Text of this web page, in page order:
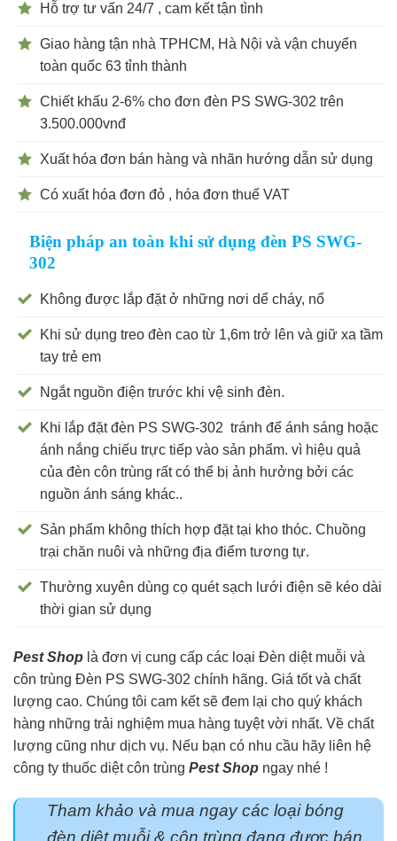
Hỗ trợ tư vấn 24/7 , cam kết tận tình
Giao hàng tận nhà TPHCM, Hà Nội và vận chuyển
toàn quốc 63 tỉnh thành
Chiết khấu 2-6% cho đơn đèn PS SWG-302 trên
3.500.000vnđ
Xuất hóa đơn bán hàng và nhãn hướng dẫn sử dụng
Có xuất hóa đơn đỏ , hóa đơn thuế VAT
Biện pháp an toàn khi sử dụng đèn PS SWG-
302
Không được lắp đặt ở những nơi dể cháy, nổ
Khi sử dụng treo đèn cao từ 1,6m trở lên và giữ xa tầm
tay trẻ em
Ngắt nguồn điện trước khi vệ sinh đèn.
Khi lắp đặt đèn PS SWG-302 tránh để ánh sáng hoặc
ánh nắng chiếu trực tiếp vào sản phẩm. vì hiệu quả
của đèn côn trùng rất có thể bị ảnh hưởng bởi các
nguồn ánh sáng khác..
Sản phẩm không thích hợp đặt tại kho thóc. Chuồng
trại chăn nuôi và những địa điểm tương tự.
Thường xuyên dùng cọ quét sạch lưới điện sẽ kéo dài
thời gian sử dụng
Pest Shop là đơn vị cung cấp các loại Đèn diệt muỗi và
côn trùng Đèn PS SWG-302 chính hãng. Giá tốt và chất
lượng cao. Chúng tôi cam kết sẽ đem lại cho quý khách
hàng những trải nghiệm mua hàng tuyệt vời nhất. Về chất
lượng cũng như dịch vụ. Nếu bạn có nhu cầu hãy liên hệ
công ty thuốc diệt côn trùng Pest Shop ngay nhé !
Tham khảo và mua ngay các loại bóng
đèn diệt muỗi & côn trùng đang được bán